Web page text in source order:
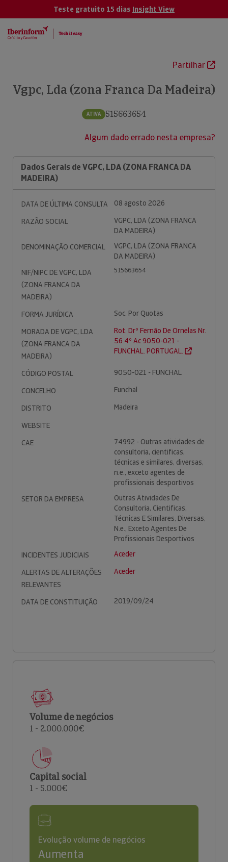
Teste gratuito 15 dias Insight View
Partilhar
Vgpc, Lda (zona Franca Da Madeira)
ATIVA 515663654
Algum dado errado nesta empresa?
Dados Gerais de VGPC, LDA (ZONA FRANCA DA
MADEIRA)
DATA DE ÚLTIMA CONSULTA
08 agosto 2026
RAZÃO SOCIAL
VGPC, LDA (ZONA FRANCA
DA MADEIRA)
DENOMINAÇÃO COMERCIAL
VGPC, LDA (ZONA FRANCA
DA MADEIRA)
NIF/NIPC DE VGPC, LDA
(ZONA FRANCA DA
MADEIRA)
515663654
FORMA JURÍDICA
Soc. Por Quotas
MORADA DE VGPC, LDA
(ZONA FRANCA DA
MADEIRA)
Rot. Drº Fernão De Ornelas Nr.
56 4º Ac 9050-021 -
FUNCHAL. PORTUGAL.
CÓDIGO POSTAL
9050-021 - FUNCHAL
CONCELHO
Funchal
DISTRITO
Madeira
WEBSITE
CAE
74992 - Outras atividades de
consultoria, cientificas,
técnicas e similares, diversas,
n.e., exceto agentes de
profissionais desportivos
SETOR DA EMPRESA
Outras Atividades De
Consultoria, Cientificas,
Técnicas E Similares, Diversas,
N.e., Exceto Agentes De
Profissionais Desportivos
INCIDENTES JUDICIAIS
Aceder
ALERTAS DE ALTERAÇÕES
RELEVANTES
Aceder
DATA DE CONSTITUIÇÃO 2019/09/24
Volume de negócios
1 - 2.000.000€
Capital social
1 - 5.000€
Evolução volume de negócios
Aumenta